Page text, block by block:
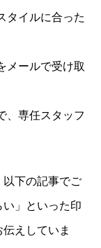
タイルに合った
メールで受け取
、専任スタッフ
下の記事でご
」といった印
えしていま